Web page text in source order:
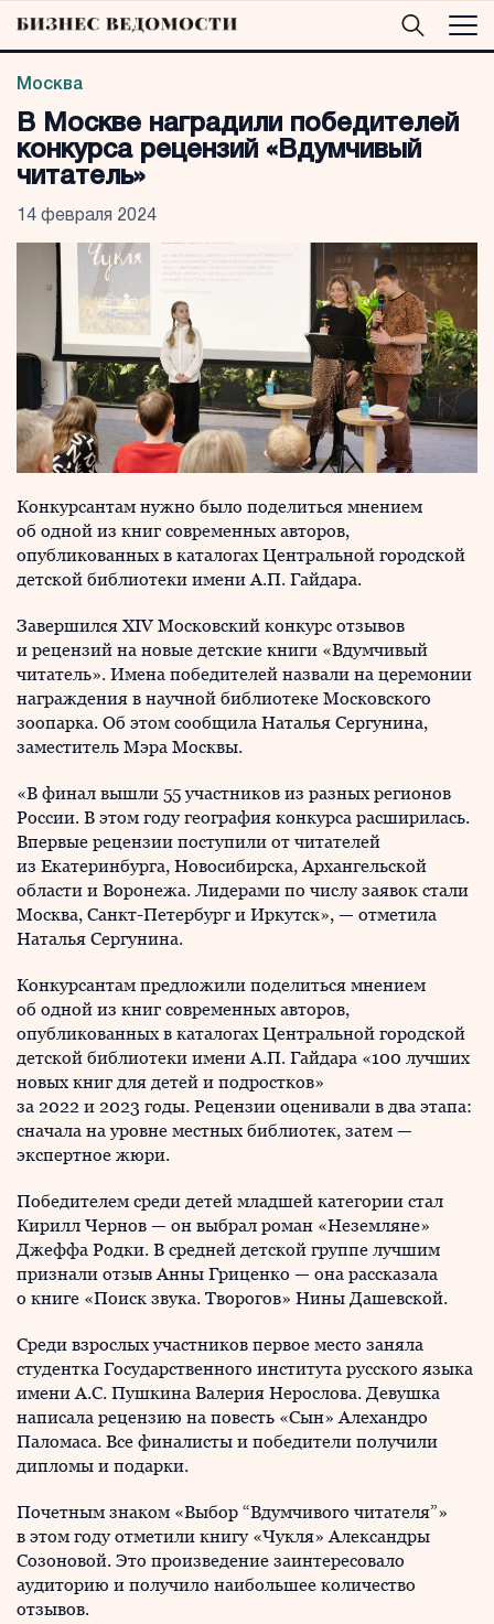
Москва
В Москве наградили победителей
конкурса рецензий «Вдумчивый
читатель»
14 февраля 2024
Конкурсантам нужно было поделиться мнением
об одной из книг современных авторов,
опубликованных в каталогах Центральной городской
детской библиотеки имени А.П. Гайдара.
Завершился XIV Московский конкурс отзывов
и рецензий на новые детские книги «Вдумчивый
читатель». Имена победителей назвали на церемонии
награждения в научной библиотеке Московского
зоопарка. Об этом сообщила Наталья Сергунина,
заместитель Мэра Москвы.
«В финал вышли 55 участников из разных регионов
России. В этом году география конкурса расширилась.
Впервые рецензии поступили от читателей
из Екатеринбурга, Новосибирска, Архангельской
области и Воронежа. Лидерами по числу заявок стали
Москва, Санкт-Петербург и Иркутск», — отметила
Наталья Сергунина.
Конкурсантам предложили поделиться мнением
об одной из книг современных авторов,
опубликованных в каталогах Центральной городской
детской библиотеки имени А.П. Гайдара «100 лучших
новых книг для детей и подростков»
за 2022 и 2023 годы. Рецензии оценивали в два этапа:
сначала на уровне местных библиотек, затем —
экспертное жюри.
Победителем среди детей младшей категории стал
Кирилл Чернов — он выбрал роман «Неземляне»
Джеффа Родки. В средней детской группе лучшим
признали отзыв Анны Гриценко — она рассказала
о книге «Поиск звука. Творогов» Нины Дашевской.
Среди взрослых участников первое место заняла
студентка Государственного института русского языка
имени А.С. Пушкина Валерия Нерослова. Девушка
написала рецензию на повесть «Сын» Алехандро
Паломаса. Все финалисты и победители получили
дипломы и подарки.
Почетным знаком «Выбор “Вдумчивого читателя”»
в этом году отметили книгу «Чукля» Александры
Созоновой. Это произведение заинтересовало
аудиторию и получило наибольшее количество
отзывов.